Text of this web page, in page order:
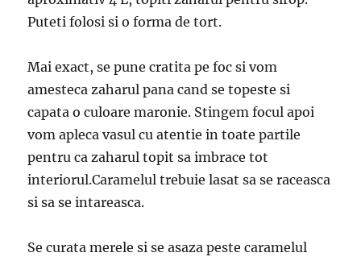
Puteti folosi si o forma de tort.
Mai exact, se pune cratita pe foc si vom
amesteca zaharul pana cand se topeste si
capata o culoare maronie. Stingem focul apoi
vom apleca vasul cu atentie in toate partile
pentru ca zaharul topit sa imbrace tot
interiorul.Caramelul trebuie lasat sa se raceasca
si sa se intareasca.
Se curata merele si se asaza peste caramelul